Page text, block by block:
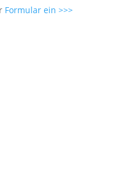
Formular ein >>>